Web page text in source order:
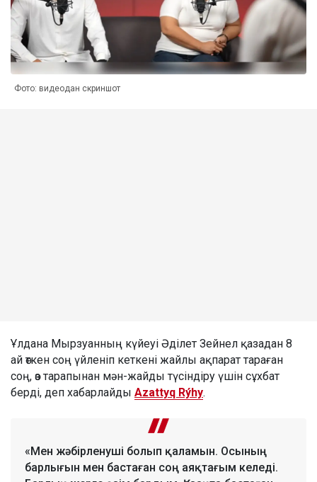
Фото: видеодан скриншот
Ұлдана Мырзуанның күйеуі Әділет Зейнел қазадан 8
ай өткен соң үйленіп кеткені жайлы ақпарат тараған
соң, өз тарапынан мән-жайды түсіндіру үшін сұхбат
берді, деп хабарлайды Azattyq Rýhy.
«Мен жәбірленуші болып қаламын. Осының
барлығын мен бастаған соң аяқтағым келеді.